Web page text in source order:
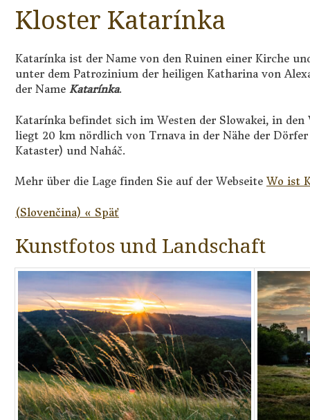
Kloster Katarínka
Katarínka ist der Name von den Ruinen einer Kirche
unter dem Patrozinium der heiligen Katharina von
der Name Katarínka.
Katarínka befindet sich im Westen der Slowakei, in
liegt 20 km nördlich von Trnava in der Nähe der
Kataster) und Naháč.
Mehr über die Lage finden Sie auf der Webseite Wo ist
(Slovenčina) « Späť
Kunstfotos und Landschaft